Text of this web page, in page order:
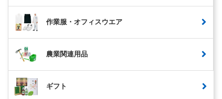
作業服・オフィスウエア
農業関連用品
ギフト